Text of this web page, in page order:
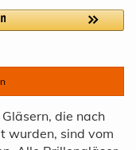
die nach
wurden, sind vom